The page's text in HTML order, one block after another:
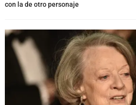
con la de otro personaje